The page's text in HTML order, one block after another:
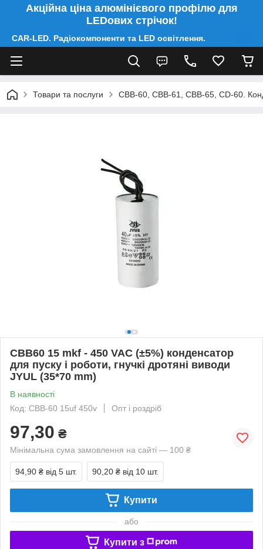
Акційна ціна алюмінієвого профілю для
LEDових стрічок!
CAR-LED. Радіокомпоненти та LED освітлення.
Товари та послуги CBB-60, CBB-61, CBB-65, CD-60.
CBB60 15 mkf - 450 VAC (±5%) конденсатор
для пуску і роботи, гнучкі дротяні виводи
JYUL (35*70 mm)
В наявності
Код: CBB-60 15uf 450v
Опт і роздріб
97,30 ₴
Мінімальна сума замовлення на сайті — 100 ₴
94,90 ₴ від 5 шт. 90,20 ₴ від 10 шт.
Купити
або
Купити з